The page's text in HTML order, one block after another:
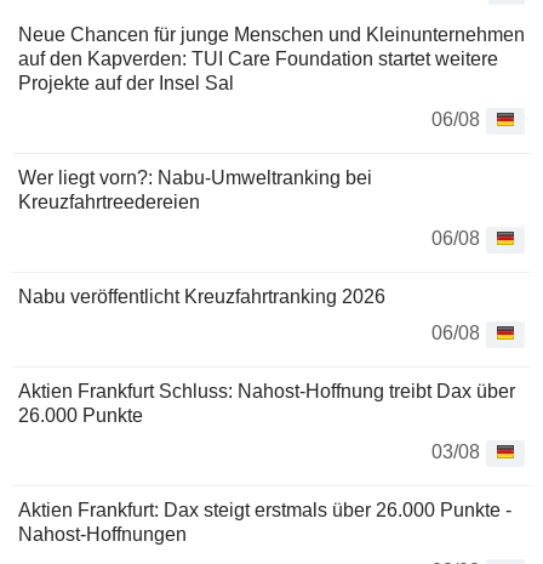
Neue Chancen für junge Menschen und Kleinunternehmen
auf den Kapverden: TUI Care Foundation startet weitere
Projekte auf der Insel Sal
06/08
Wer liegt vorn?: Nabu-Umweltranking bei
Kreuzfahrtreedereien
06/08
Nabu veröffentlicht Kreuzfahrtranking 2026
06/08
Aktien Frankfurt Schluss: Nahost-Hoffnung treibt Dax über
26.000 Punkte
03/08
Aktien Frankfurt: Dax steigt erstmals über 26.000 Punkte -
Nahost-Hoffnungen